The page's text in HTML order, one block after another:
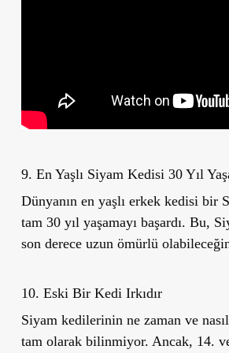
9. En Yaşlı Siyam Kedisi 30 Yıl
Dünyanın en yaşlı erkek kedisi bir
tam 30 yıl yaşamayı başardı. Bu,
son derece uzun ömürlü
10. Eski Bir Kedi Irkıdır
Siyam kedilerinin ne zaman ve
tam olarak bilinmiyor. Ancak, 14.